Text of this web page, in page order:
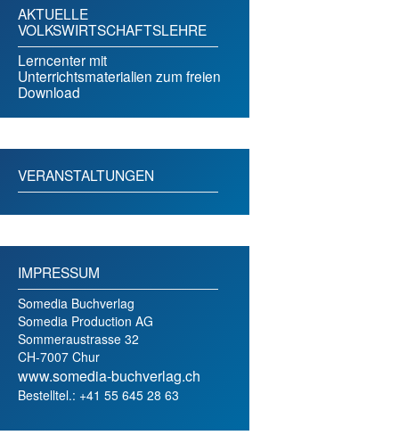
AKTUELLE
VOLKSWIRTSCHAFTSLEHRE
Lerncenter mit
Unterrichtsmaterialien zum freien
Download
VERANSTALTUNGEN
IMPRESSUM
Somedia Buchverlag
Somedia Production AG
Sommeraustrasse 32
CH-7007 Chur
www.somedia-buchverlag.ch
Bestelltel.: +41 55 645 28 63